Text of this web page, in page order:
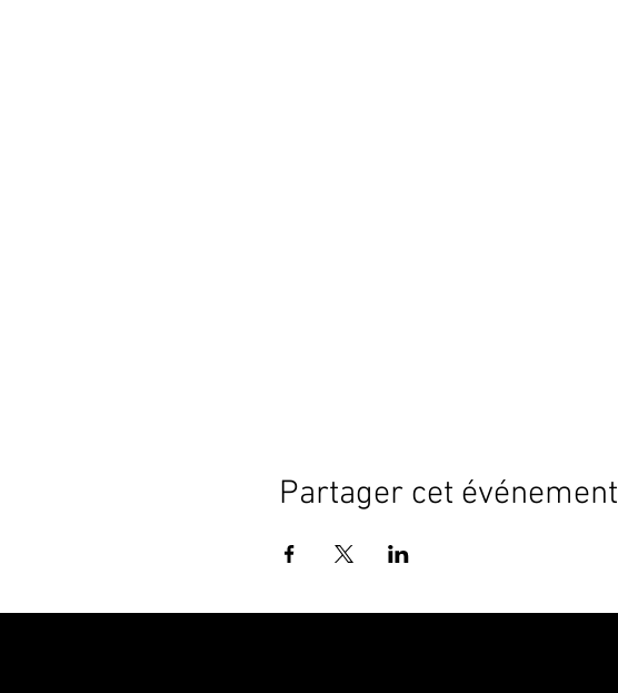
Partager cet événement